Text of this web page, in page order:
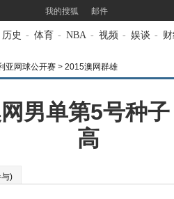
我的搜狐 邮件
历史 - 体育 - NBA - 视频 - 娱谈 -
亚网球公开赛 > 2015澳网群雄
男单第5号种
高
与)